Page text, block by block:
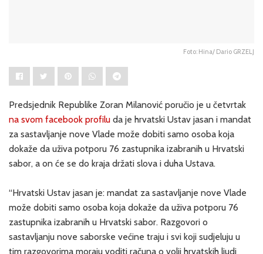
Foto: Hina/ Dario GRZELJ
Predsjednik Republike Zoran Milanović poručio je u četvrtak
na svom facebook profilu da je hrvatski Ustav jasan i mandat
za sastavljanje nove Vlade može dobiti samo osoba koja
dokaže da uživa potporu 76 zastupnika izabranih u Hrvatski
sabor, a on će se do kraja držati slova i duha Ustava.
“Hrvatski Ustav jasan je: mandat za sastavljanje nove Vlade
može dobiti samo osoba koja dokaže da uživa potporu 76
zastupnika izabranih u Hrvatski sabor. Razgovori o
sastavljanju nove saborske većine traju i svi koji sudjeluju u
tim razgovorima moraju voditi računa o volji hrvatskih ljudi